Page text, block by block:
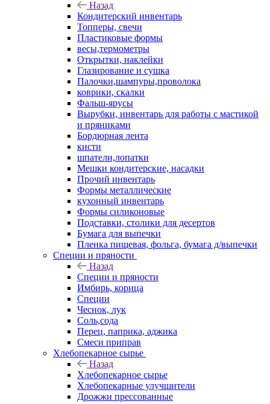
Назад
Кондитерский инвентарь
Топперы, свечи
Пластиковые формы
весы,термометры
Открытки, наклейки
Глазирование и сушка
Палочки,шампуры,проволока
коврики, скалки
Фальш-ярусы
Вырубки, инвентарь для работы с мастикой
и пряниками
Бордюрная лента
кисти
шпатели,лопатки
Мешки кондитерские, насадки
Прочий инвентарь
Формы металлические
кухонный инвентарь
Формы силиконовые
Подставки, столики для десертов
Бумага для выпечки
Пленка пищевая, фольга, бумага д/выпечки
Специи и пряности
Назад
Специи и пряности
Имбирь, корица
Специи
Чеснок, лук
Соль,сода
Перец, паприка, аджика
Смеси приправ
Хлебопекарное сырье
Назад
Хлебопекарное сырье
Хлебопекарные улучшители
Дрожжи прессованные